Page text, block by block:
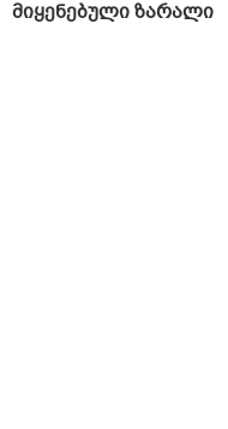
მიყენებული ზარალი